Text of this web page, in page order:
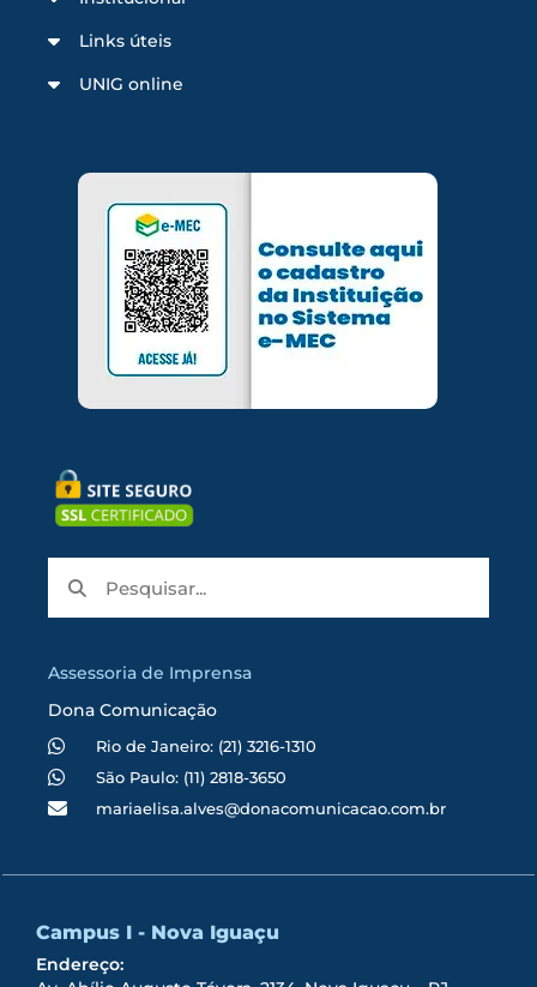
Links úteis
UNIG online
Assessoria de Imprensa
Dona Comunicação
Rio de Janeiro: (21) 3216-1310
São Paulo: (11) 2818-3650
mariaelisa.alves@donacomunicacao.com.br
Campus I - Nova Iguaçu
Endereço: